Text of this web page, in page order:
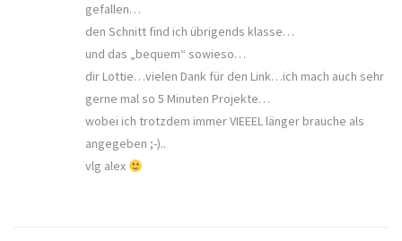
gefallen…
den Schnitt find ich übrigends klasse…
und das „bequem“ sowieso…
dir Lottie…vielen Dank für den Link…ich mach auch sehr
gerne mal so 5 Minuten Projekte…
wobei ich trotzdem immer VIEEEL länger brauche als
angegeben ;-)..
vlg alex